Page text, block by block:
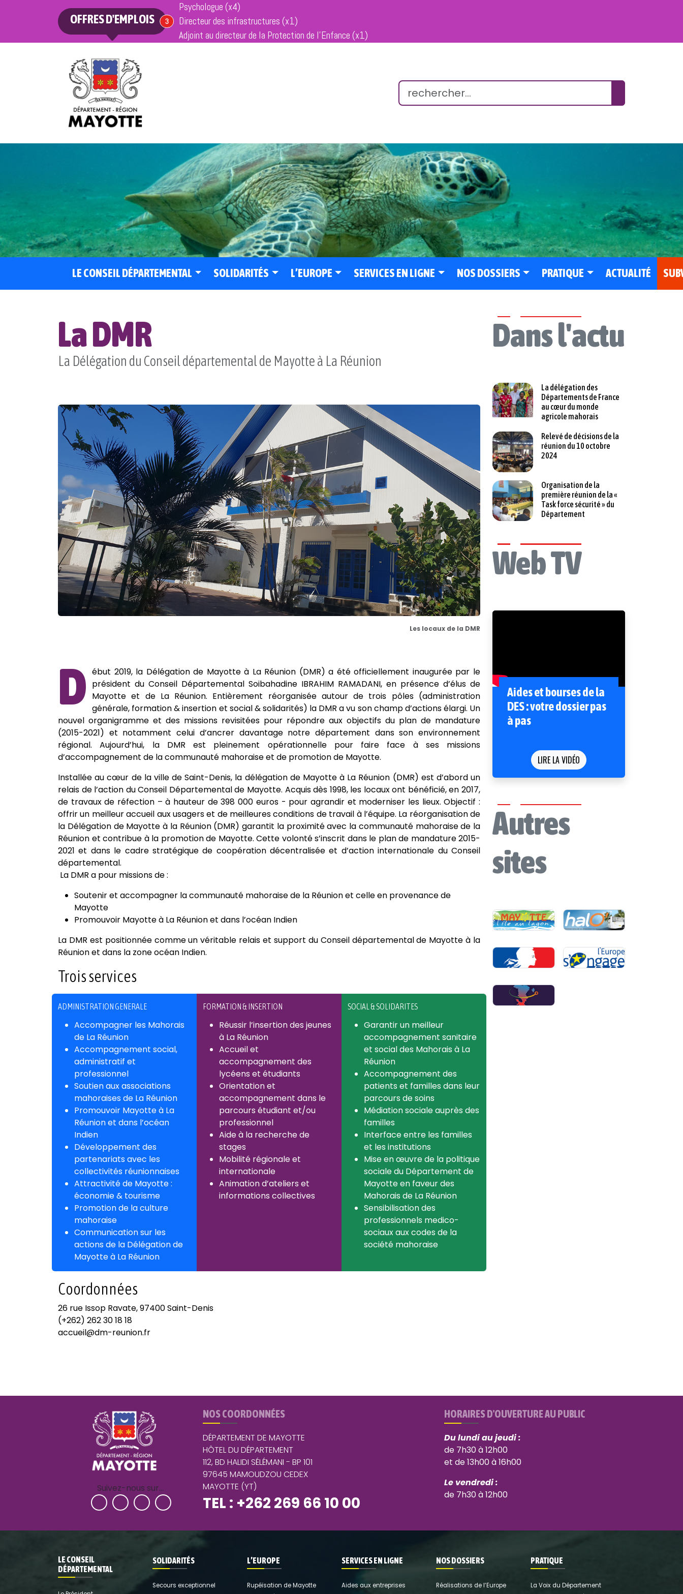
OFFRES D'EMPLOIS 3offres en cours
Psychologue (x4)
Directeur des infrastructures (x1)
Adjoint au directeur de la Protection de l’Enfance (x1)
LE CONSEIL DÉPARTEMENTAL SOLIDARITÉS L’EUROPE SERVICES EN LIGNE NOS DOSSIERS PRATIQUE ACTUALITÉ
La DMR
La Délégation du Conseil départemental de Mayotte à La Réunion
Les locaux de la DMR
D ébut 2019, la Délégation de Mayotte à La Réunion (DMR) a été officiellement inaugurée par le
président du Conseil Départemental Soibahadine IBRAHIM RAMADANI, en présence d’élus de
Mayotte et de La Réunion. Entièrement réorganisée autour de trois pôles (administration
générale, formation & insertion et social & solidarités) la DMR a vu son champ d’actions élargi. Un
nouvel organigramme et des missions revisitées pour répondre aux objectifs du plan de mandature
(2015-2021) et notamment celui d’ancrer davantage notre département dans son environnement
régional. Aujourd’hui, la DMR est pleinement opérationnelle pour faire face à ses missions
d’accompagnement de la communauté mahoraise et de promotion de Mayotte.
Installée au cœur de la ville de Saint-Denis, la délégation de Mayotte à La Réunion (DMR) est d’abord un
relais de l’action du Conseil Départemental de Mayotte. Acquis dès 1998, les locaux ont bénéficié, en 2017,
de travaux de réfection – à hauteur de 398 000 euros - pour agrandir et moderniser les lieux. Objectif :
offrir un meilleur accueil aux usagers et de meilleures conditions de travail à l’équipe. La réorganisation de
la Délégation de Mayotte à la Réunion (DMR) garantit la proximité avec la communauté mahoraise de la
Réunion et contribue à la promotion de Mayotte. Cette volonté s’inscrit dans le plan de mandature 2015-
2021 et dans le cadre stratégique de coopération décentralisée et d’action internationale du Conseil
départemental.
La DMR a pour missions de :
Soutenir et accompagner la communauté mahoraise de la Réunion et celle en provenance de
Mayotte
Promouvoir Mayotte à La Réunion et dans l’océan Indien
La DMR est positionnée comme un véritable relais et support du Conseil départemental de Mayotte à la
Réunion et dans la zone océan Indien.
Trois services
ADMINISTRATION GENERALE
Accompagner les Mahorais
de La Réunion
Accompagnement social,
administratif et
professionnel
Soutien aux associations
mahoraises de La Réunion
Promouvoir Mayotte à La
Réunion et dans l’océan
Indien
Développement des
partenariats avec les
collectivités réunionnaises
Attractivité de Mayotte :
économie & tourisme
Promotion de la culture
mahoraise
Communication sur les
actions de la Délégation de
Mayotte à La Réunion
FORMATION & INSERTION
Réussir l’insertion des jeunes
à La Réunion
Accueil et
accompagnement des
lycéens et étudiants
Orientation et
accompagnement dans le
parcours étudiant et/ou
professionnel
Aide à la recherche de
stages
Mobilité régionale et
internationale
Animation d’ateliers et
informations collectives
SOCIAL & SOLIDARITES
Garantir un meilleur
accompagnement sanitaire
et social des Mahorais à La
Réunion
Accompagnement des
patients et familles dans leur
parcours de soins
Médiation sociale auprès des
familles
Interface entre les familles
et les institutions
Mise en œuvre de la politique
sociale du Département de
Mayotte en faveur des
Mahorais de La Réunion
Sensibilisation des
professionnels medico-
sociaux aux codes de la
société mahoraise
Coordonnées
26 rue Issop Ravate, 97400 Saint-Denis
(+262) 262 30 18 18
accueil@dm-reunion.fr
Dans l'actu
La délégation des
Départements de France
au cœur du monde
agricole mahorais
Relevé de décisions de la
réunion du 10 octobre
2024
Organisation de la
première réunion de la «
Task force sécurité » du
Département
Web TV
Aides et bourses de la
DES : votre dossier pas
à pas
LIRE LA VIDÉO
Autres
sites
Suivez-nous sur…
NOS COORDONNÉES
DÉPARTEMENT DE MAYOTTE
HÔTEL DU DÉPARTEMENT
112, BD HALIDI SÉLÉMANI - BP 101
97645 MAMOUDZOU CEDEX
MAYOTTE (YT)
TEL : +262 269 66 10 00
HORAIRES D'OUVERTURE AU PUBLIC
Du lundi au jeudi :
de 7h30 à 12h00
et de 13h00 à 16h00
Le vendredi :
de 7h30 à 12h00
LE CONSEIL
DÉPARTEMENTAL
SOLIDARITÉS
Secours exceptionnel
L’EUROPE
Rupéïsation de Mayotte
SERVICES EN LIGNE
Aides aux entreprises
NOS DOSSIERS
Réalisations de l’Europe
PRATIQUE
La Voix du Département